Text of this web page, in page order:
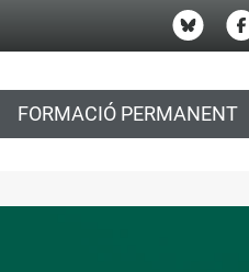
FORMACIÓ PERMANENT